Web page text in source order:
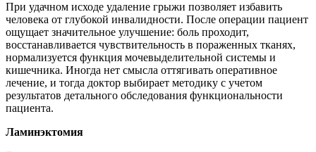
При удачном исходе удаление грыжи позволяет избавить
человека от глубокой инвалидности. После операции пациент
ощущает значительное улучшение: боль проходит,
восстанавливается чувствительность в пораженных тканях,
нормализуется функция мочевыделительной системы и
кишечника. Иногда нет смысла оттягивать оперативное
лечение, и тогда доктор выбирает методику с учетом
результатов детального обследования функциональности
пациента.
Ламинэктомия